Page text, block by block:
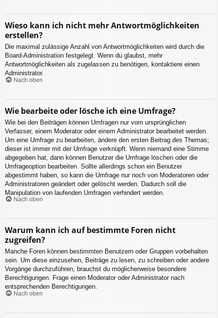
Wieso kann ich nicht mehr Antwortmöglichkeiten
erstellen?
Die maximal zulässige Anzahl von Antwortmöglichkeiten wird durch die
Board-Administration festgelegt. Wenn du glaubst, mehr
Antwortmöglichkeiten als zugelassen zu benötigen, kontaktiere einen
Administrator.
Nach oben
Wie bearbeite oder lösche ich eine Umfrage?
Wie bei den Beiträgen können Umfragen nur vom ursprünglichen
Verfasser, einem Moderator oder einem Administrator bearbeitet werden.
Um eine Umfrage zu bearbeiten, ändere den ersten Beitrag des Themas;
dieser ist immer mit der Umfrage verknüpft. Wenn niemand eine Stimme
abgegeben hat, dann können Benutzer die Umfrage löschen oder die
Umfrageoption bearbeiten. Sollte allerdings schon ein Benutzer
abgestimmt haben, so kann die Umfrage nur noch von Moderatoren oder
Administratoren geändert oder gelöscht werden. Dadurch soll die
Manipulation von laufenden Umfragen verhindert werden.
Nach oben
Warum kann ich auf bestimmte Foren nicht
zugreifen?
Manche Foren können bestimmten Benutzern oder Gruppen vorbehalten
sein. Um diese einzusehen, Beiträge zu lesen, zu schreiben oder andere
Vorgänge durchzuführen, brauchst du möglicherweise besondere
Berechtigungen. Frage einen Moderator oder Administrator nach
entsprechenden Berechtigungen.
Nach oben